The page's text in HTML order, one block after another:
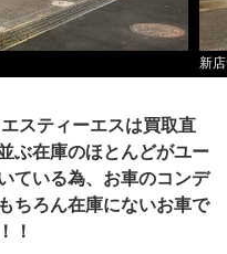
新
スティーエスは買取直
ぶ在庫のほとんどがユー
ている為、お車のコンデ
ちろん在庫にないお車で
！